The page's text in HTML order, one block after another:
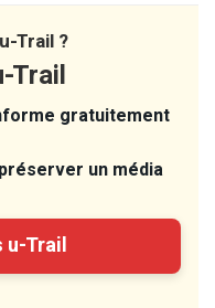
Trail ?
Trail
gratuitement
un média
u-Trail